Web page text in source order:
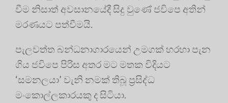
වීම නිසාත් අවසානයේදී සිදු වුණේ ජවිපෙ අතින්
මරණයට පත්වීමයි.
පැලවත්ත බන්ධනාගාරයෙන් උමගක් හරහා පැන
ගිය ජවිපෙ පිරිස අතර මට මතක විදියට
‘සමනලයා’ වැනි නමක් තිබූ ප්‍රසිද්ධ
මංකොල්ලකාරයකු ද සිටියා.